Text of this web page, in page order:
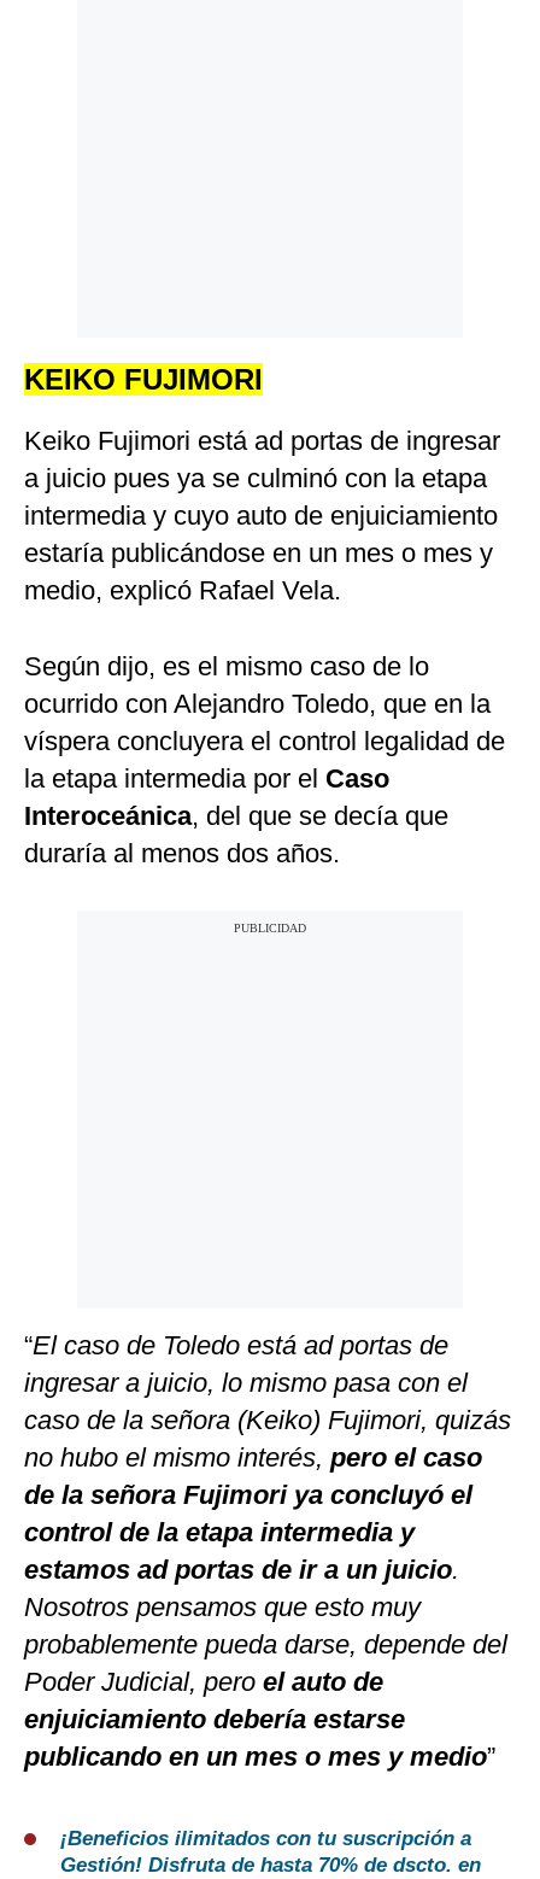
KEIKO FUJIMORI
Keiko Fujimori está ad portas de ingresar
a juicio pues ya se culminó con la etapa
intermedia y cuyo auto de enjuiciamiento
estaría publicándose en un mes o mes y
medio, explicó Rafael Vela.
Según dijo, es el mismo caso de lo
ocurrido con Alejandro Toledo, que en la
víspera concluyera el control legalidad de
la etapa intermedia por el Caso
Interoceánica, del que se decía que
duraría al menos dos años.
“El caso de Toledo está ad portas de
ingresar a juicio, lo mismo pasa con el
caso de la señora (Keiko) Fujimori, quizás
no hubo el mismo interés, pero el caso
de la señora Fujimori ya concluyó el
control de la etapa intermedia y
estamos ad portas de ir a un juicio.
Nosotros pensamos que esto muy
probablemente pueda darse, depende del
Poder Judicial, pero el auto de
enjuiciamiento debería estarse
publicando en un mes o mes y medio”
¡Beneficios ilimitados con tu suscripción a
Gestión! Disfruta de hasta 70% de dscto. en